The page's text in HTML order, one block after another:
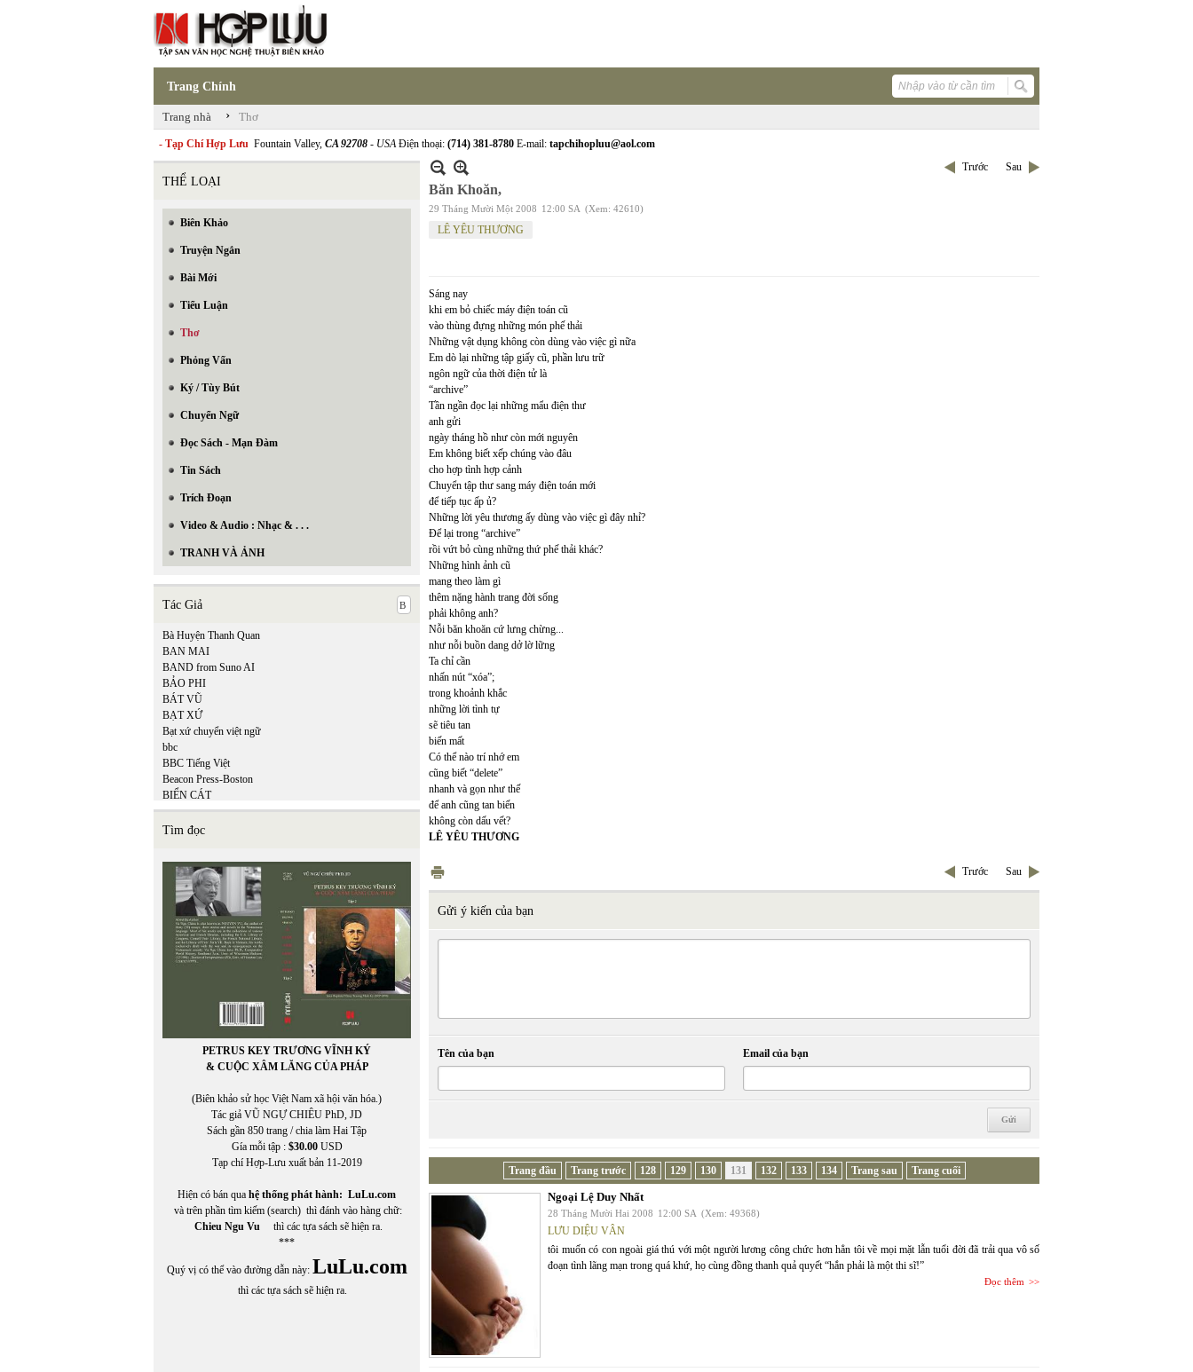
Trang Chính
Trang nhà › Thơ
- Tạp Chí Hợp Lưu Fountain Valley, CA 92708 - USAĐiện thoại: (714) 381-8780 E-mail: tapchihopluu@aol.com
THỂ LOẠI
Biên Khảo
Truyện Ngắn
Bài Mới
Tiểu Luận
Thơ
Phỏng Vấn
Ký / Tùy Bút
Chuyển Ngữ
Đọc Sách - Mạn Đàm
Tin Sách
Trích Đoạn
Video & Audio : Nhạc & . . .
TRANH VÀ ẢNH
Tác Giả
Bà Huyện Thanh Quan
BAN MAI
BAND from Suno AI
BẢO PHI
BÁT VŨ
BẠT XỨ
Bạt xứ chuyển việt ngữ
bbc
BBC Tiếng Việt
Beacon Press-Boston
BIỂN CÁT
BÌNH ĐỊA MỘC
Bồ Tùng Linh
Bruno Corty
Bùi Hoàng Linh
BÙI HOẰNG VỊ
BÙI NGỌC KHÔI
Bùi Ngọc Khôi chuyển ngữ
Bùi Thanh Xuân
BÙI VĨNH PHÚC
Tìm đọc
PETRUS KEY TRƯƠNG VĨNH KÝ
& CUỘC XÂM LĂNG CỦA PHÁP
(Biên khảo sử học Việt Nam xã hội văn hóa.)
Tác giả VŨ NGỰ CHIÊU PhD, JD
Sách gần 850 trang / chia làm Hai Tập
Gía mỗi tập : $30.00USD
Tạp chí Hợp-Lưu xuất bản 11-2019
Hiện có bán qua hệ thống phát hành: LuLu.com
và trên phần tìm kiếm (search) thì đánh vào hàng chữ:
Chieu Ngu Vu thì các tựa sách sẽ hiện ra.
***
Quý vị có thể vào đường dẫn này: LuLu.com
thì các tựa sách sẽ hiện ra.
Trước Sau
Băn Khoăn,
29 Tháng Mười Một 2008 12:00 SA (Xem: 42610)
LÊ YÊU THƯƠNG
Sáng nay
khi em bỏ chiếc máy điện toán cũ
vào thùng đựng những món phế thải
Những vật dụng không còn dùng vào việc gì nữa
Em dò lại những tập giấy cũ, phần lưu trữ
ngôn ngữ của thời điện tử là
“archive”
Tần ngần đọc lại những mẩu điện thư
anh gửi
ngày tháng hồ như còn mới nguyên
Em không biết xếp chúng vào đâu
cho hợp tình hợp cảnh
Chuyển tập thư sang máy điện toán mới
để tiếp tục ấp ủ?
Những lời yêu thương ấy dùng vào việc gì đây nhỉ?
Để lại trong “archive”
rồi vứt bỏ cùng những thứ phế thải khác?
Những hình ảnh cũ
mang theo làm gì
thêm nặng hành trang đời sống
phải không anh?
Nỗi băn khoăn cứ lưng chừng...
như nỗi buồn dang dở lờ lững
Ta chỉ cần
nhấn nút “xóa”;
trong khoảnh khắc
những lời tình tự
sẽ tiêu tan
biến mất
Có thể nào trí nhớ em
cũng biết “delete”
nhanh và gọn như thế
để anh cũng tan biến
không còn dấu vết?
LÊ YÊU THƯƠNG
Trước Sau
Gửi ý kiến của bạn
Tên của bạn Email của bạn
Trang đầu Trang trước 128 129 130 131 132 133 134 Trang sau Trang cuối
Ngoại Lệ Duy Nhất
28 Tháng Mười Hai 2008 12:00 SA (Xem: 49368)
LƯU DIỆU VÂN
tôi muốn có con ngoài giá thú với một người lương công chức hơn hẳn tôi về mọi mặt lẫn tuổi đời đã trải qua vô số
đoạn tình lãng mạn trong quá khứ, họ cùng đồng thanh quả quyết “hắn phải là một thi sĩ!”
Đọc thêm